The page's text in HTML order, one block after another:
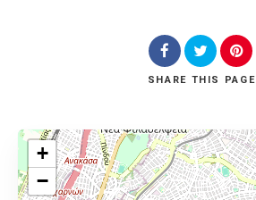
SHARE THIS PAGE
+
−